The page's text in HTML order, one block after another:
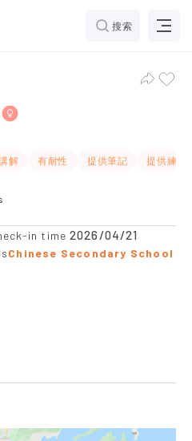
搜索
Tuen Mun Tuition
解 有耐性 提供筆記
提供練習
in time2026/04/21
Chinese Secondary School